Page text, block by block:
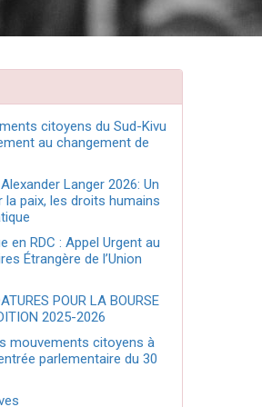
citoyens du Sud-Kivu
au changement de
Langer 2026: Un
la paix, les droits humains
en RDC : Appel Urgent au
Étrangère de l’Union
POUR LA BOURSE
2025-2026
mouvements citoyens à
parlementaire du 30